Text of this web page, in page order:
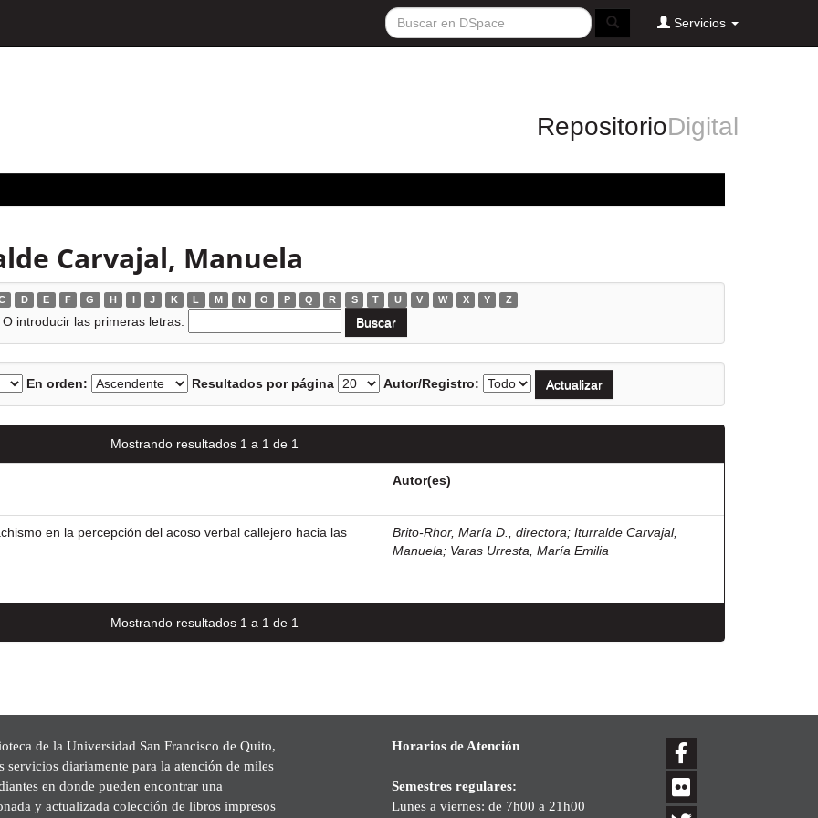
Servicios
RepositorioDigital
Carvajal, Manuela
D E F G H I J K L M N O P Q R S T U V W X Y Z
O introducir las primeras letras:
En orden: Resultados por página Autor/Registro:
Mostrando resultados 1 a 1 de 1
Autor(es)
en la percepción del acoso verbal callejero hacia las
Brito-Rhor, María D., directora; Iturralde Carvajal,
Manuela; Varas Urresta, María Emilia
Mostrando resultados 1 a 1 de 1
de la Universidad San Francisco de Quito,
servicios diariamente para la atención de miles
en donde pueden encontrar una
y actualizada colección de libros impresos
Horarios de Atención
Semestres regulares:
Lunes a viernes: de 7h00 a 21h00